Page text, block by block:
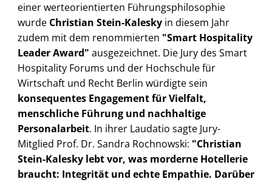
einer werteorientierten Führungsphilosophie
wurde Christian Stein-Kaleskyin diesem Jahr
zudem mit dem renommierten "Smart Hospitality
Leader Award" ausgezeichnet. Die Jury des Smart
Hospitality Forums und der Hochschule für
Wirtschaft und Recht Berlin würdigte sein
konsequentes Engagement für Vielfalt,
menschliche Führung und nachhaltige
Personalarbeit. In ihrer Laudatio sagte Jury-
Mitglied Prof. Dr. Sandra Rochnowski: "Christian
Stein-Kalesky lebt vor, was morderne Hotellerie
braucht: Integrität und echte Empathie. Darüber